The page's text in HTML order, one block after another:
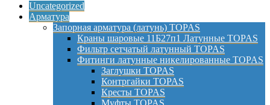
Uncategorized
Арматура
Запорная арматура (латунь) TOPAS
Краны шаровые 11Б27п1 Латунные TOPAS
Фильтр сетчатый латунный TOPAS
Фитинги латунные никелированные TOPAS
Заглушки TOPAS
Контргайки TOPAS
Кресты TOPAS
Муфты TOPAS